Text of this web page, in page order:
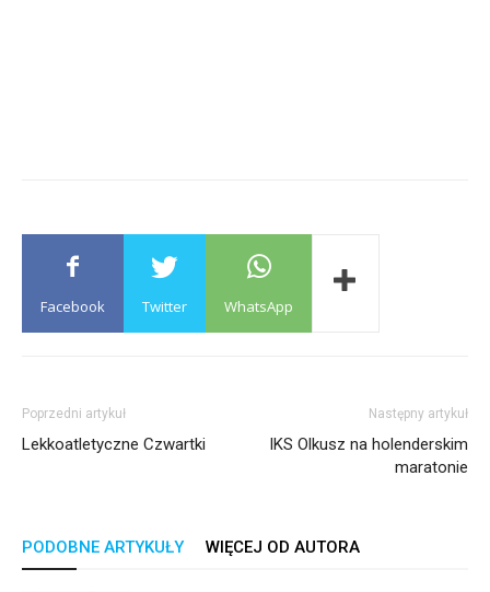
Facebook Twitter WhatsApp
Poprzedni artykuł
Lekkoatletyczne Czwartki
Następny artykuł
IKS Olkusz na holenderskim
maratonie
PODOBNE ARTYKUŁY WIĘCEJ OD AUTORA